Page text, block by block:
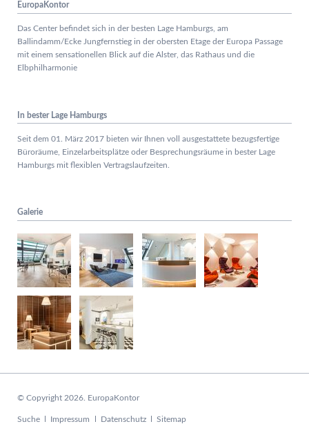
EuropaKontor
Das Center befindet sich in der besten Lage Hamburgs, am
Ballindamm/Ecke Jungfernstieg in der obersten Etage der Europa Passage
mit einem sensationellen Blick auf die Alster, das Rathaus und die
Elbphilharmonie
In bester Lage Hamburgs
Seit dem 01. März 2017 bieten wir Ihnen voll ausgestattete bezugsfertige
Büroräume, Einzelarbeitsplätze oder Besprechungsräume in bester Lage
Hamburgs mit flexiblen Vertragslaufzeiten.
Galerie
© Copyright 2026. EuropaKontor
Navigation
Suche Impressum Datenschutz Sitemap